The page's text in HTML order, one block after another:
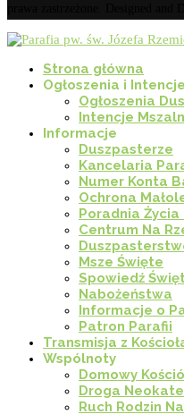
Strona główna
Ogłoszenia i Intencje
Ogłoszenia
Intencje
Informacje
Duszpasterze
Kancelaria
Numer Konta
Ochrona
Poradnia Życia
Centrum Na
Msze Święte
Spowiedź
Nabożeństwa
Informacje o
Patron Parafii
Transmisja z
Wspólnoty
Domowy
Droga
Ruch Rodzin